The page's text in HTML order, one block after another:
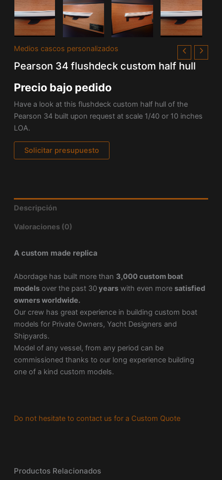
Medios cascos personalizados
Pearson 34 flushdeck custom half hull
Precio bajo pedido
Have a look at this flushdeck custom half hull of the
Pearson 34 built upon request at scale 1/40 or 10 inches
LOA.
Solicitar presupuesto
Descripción
Valoraciones (0)
A custom made replica
Abordage has built more than 3,000 custom boat
modelsover the past 30 yearswith even more satisfied
owners worldwide.
Our crew has great experience in building custom boat
models for Private Owners, Yacht Designers and
Shipyards.
Model of any vessel, from any period can be
commissioned thanks to our long experience building
one of a kind custom models.
Do not hesitate to contact us for a Custom Quote
Productos Relacionados